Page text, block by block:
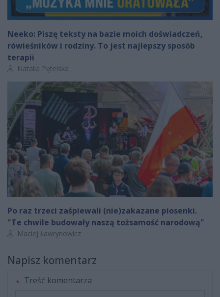
Neeko: Piszę teksty na bazie moich doświadczeń,
rówieśników i rodziny. To jest najlepszy sposób
terapii
Autor artykułu:
Natalia Pętelska
Po raz trzeci zaśpiewali (nie)zakazane piosenki.
"Te chwile budowały naszą tożsamość narodową"
Autor artykułu:
Maciej Ławrynowicz
Napisz komentarz
Treść komentarza